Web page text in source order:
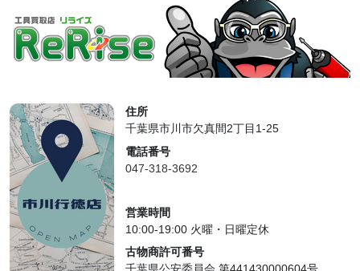
住所
千葉県市川市欠真間2丁目1-25
電話番号
047-318-3692
営業時間
10:00-19:00 火曜・日曜定休
古物商許可番号